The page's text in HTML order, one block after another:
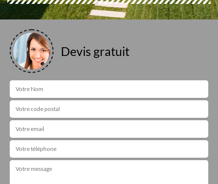
Devis gratuit